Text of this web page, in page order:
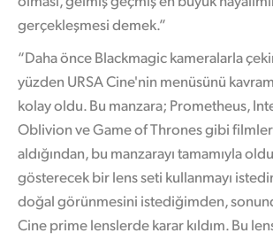
gerçekleşmesi demek.”
“Daha önce Blackmagic kameralarla
yüzden URSA Cine'nin menüsünü
kolay oldu. Bu manzara; Prometheus,
Oblivion ve Game of Thrones gibi
aldığından, bu manzarayı tamamıyla
gösterecek bir lens seti kullanmayı
doğal görünmesini istediğimden,
Cine prime lenslerde karar kıldım. Bu